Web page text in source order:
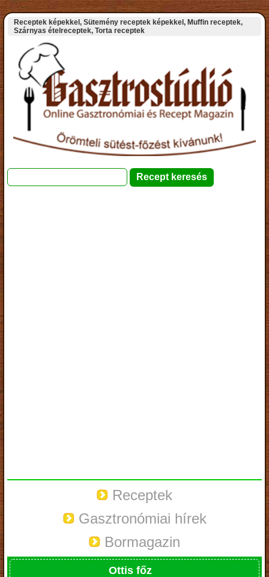
Receptek képekkel, Sütemény receptek képekkel, Muffin receptek,
Szárnyas ételreceptek, Torta receptek
Receptek
Gasztronómiai hírek
Bormagazin
Ottis főz